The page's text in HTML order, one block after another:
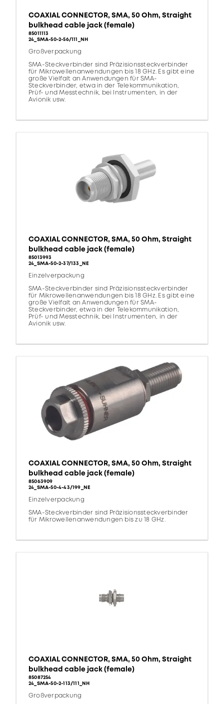
COAXIAL CONNECTOR, SMA, 50 Ohm, Straight
bulkhead cable jack (female)
85011113
24_SMA-50-2-56/111_NH
Großverpackung
SMA-Steckverbinder sind Präzisionssteckverbinder
für Mikrowellenanwendungen bis 18 GHz. Es gibt eine
große Vielfalt an Anwendungen für SMA-
Steckverbinder, etwa in der Telekommunikation,
Prüf- und Messtechnik, bei Instrumenten, in der
Avionik usw.
COAXIAL CONNECTOR, SMA, 50 Ohm, Straight
bulkhead cable jack (female)
85013993
24_SMA-50-2-37/133_NE
Einzelverpackung
SMA-Steckverbinder sind Präzisionssteckverbinder
für Mikrowellenanwendungen bis 18 GHz. Es gibt eine
große Vielfalt an Anwendungen für SMA-
Steckverbinder, etwa in der Telekommunikation,
Prüf- und Messtechnik, bei Instrumenten, in der
Avionik usw.
COAXIAL CONNECTOR, SMA, 50 Ohm, Straight
bulkhead cable jack (female)
85063909
24_SMA-50-4-43/199_NE
Einzelverpackung
SMA-Steckverbinder sind Präzisionssteckverbinder
für Mikrowellenanwendungen bis zu 18 GHz.
COAXIAL CONNECTOR, SMA, 50 Ohm, Straight
bulkhead cable jack (female)
85087254
24_SMA-50-2-113/111_NH
Großverpackung